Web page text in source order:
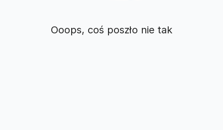
Ooops, coś poszło nie tak